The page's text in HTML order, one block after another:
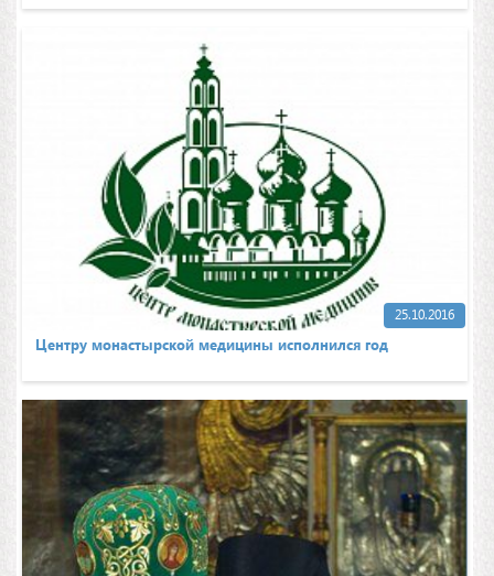
25.10.2016
Центру монастырской медицины исполнился год